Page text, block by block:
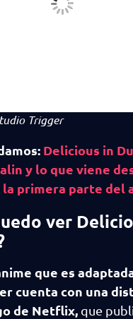
Trigger
Delicious in
y lo que viene
primera parte del
ver
que es
cuenta con una
de Netflix, que